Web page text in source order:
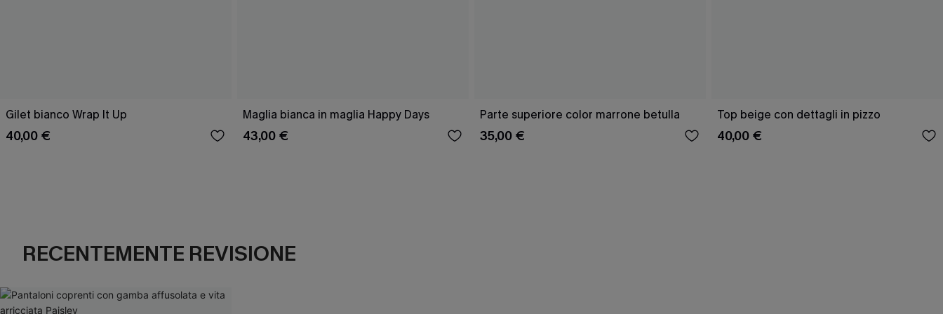
Gilet bianco Wrap It Up
40,00 €
Maglia bianca in maglia Happy Days
43,00 €
Parte superiore color marrone betulla
35,00 €
Top beige con dettagli in pizzo
40,00 €
RECENTEMENTE REVISIONE